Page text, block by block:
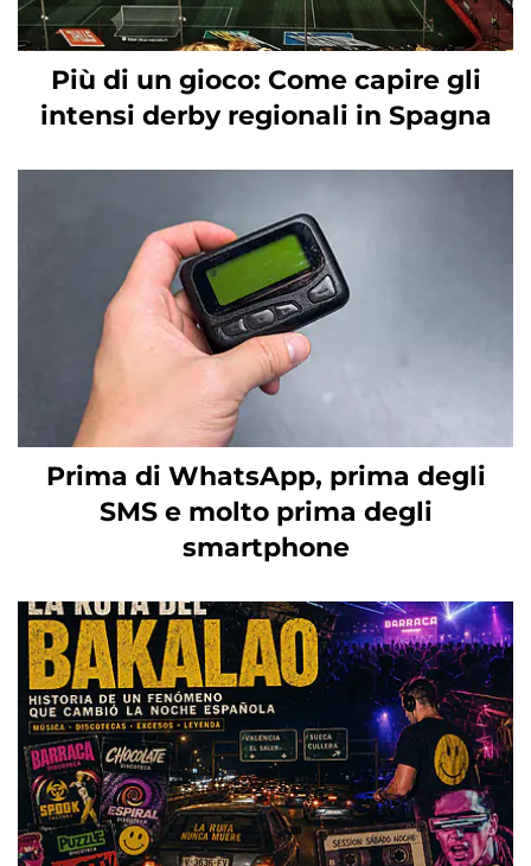
Più di un gioco: Come capire gli
intensi derby regionali in Spagna
Prima di WhatsApp, prima degli
SMS e molto prima degli
smartphone